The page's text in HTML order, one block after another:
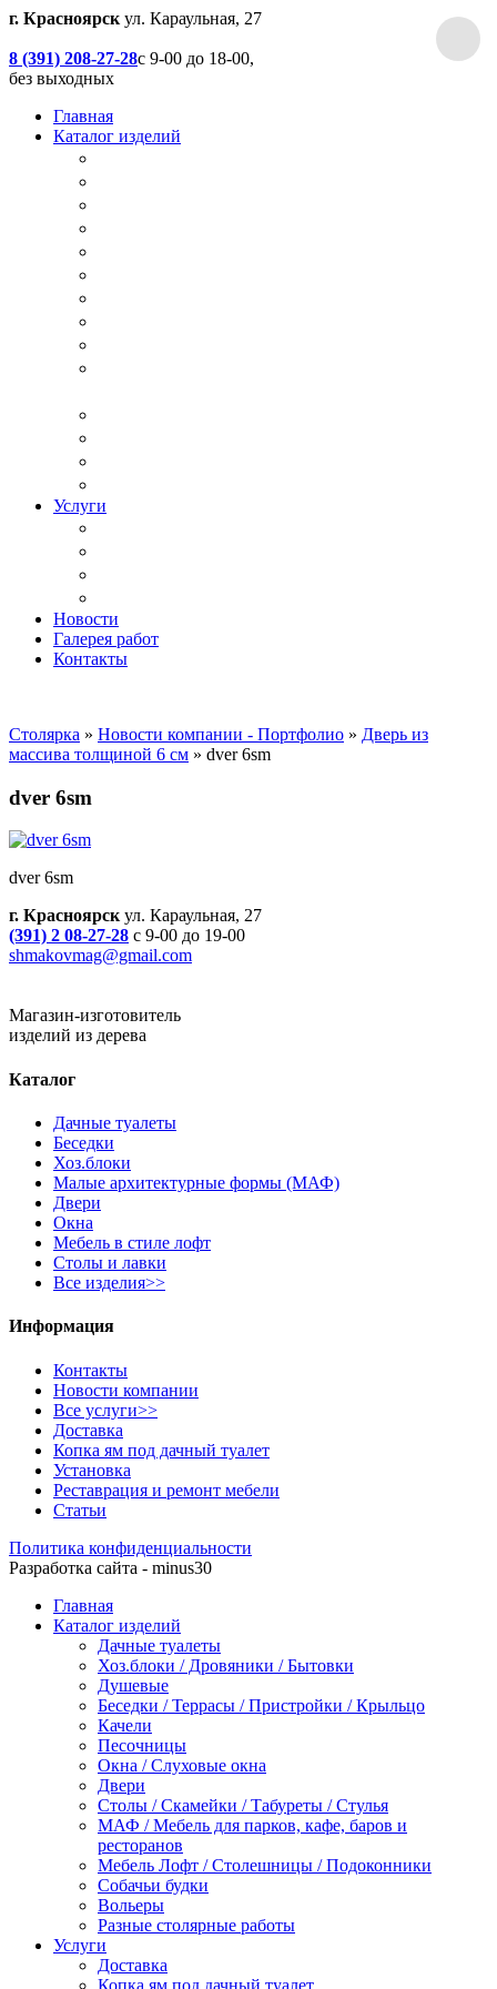
г. Красноярск ул. Караульная, 27
8 (391) 208-27-28с 9-00 до 18-00,
без выходных
Главная
Каталог изделий
Услуги
Новости
Галерея работ
Контакты
Столярка » Новости компании - Портфолио » Дверь из
массива толщиной 6 см » dver 6sm
dver 6sm
dver 6sm
г. Красноярскул. Караульная, 27
(391) 2 08-27-28 с 9-00 до 19-00
shmakovmag@gmail.com
Магазин-изготовитель
изделий из дерева
Каталог
Дачные туалеты
Беседки
Хоз.блоки
Малые архитектурные формы (МАФ)
Двери
Окна
Мебель в стиле лофт
Столы и лавки
Все изделия>>
Информация
Контакты
Новости компании
Все услуги>>
Доставка
Копка ям под дачный туалет
Установка
Реставрация и ремонт мебели
Статьи
Политика конфиденциальности
Разработка сайта - minus30
Главная
Каталог изделий
Дачные туалеты
Хоз.блоки / Дровяники / Бытовки
Душевые
Беседки / Террасы / Пристройки / Крыльцо
Качели
Песочницы
Окна / Слуховые окна
Двери
Столы / Скамейки / Табуреты / Стулья
МАФ / Мебель для парков, кафе, баров и
ресторанов
Мебель Лофт / Столешницы / Подоконники
Собачьи будки
Вольеры
Разные столярные работы
Услуги
Доставка
Копка ям под дачный туалет